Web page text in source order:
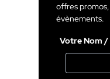
offres
évènements.
Votre Nom